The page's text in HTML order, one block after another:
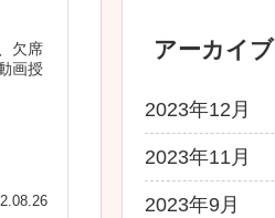
欠席
画授
アーカイブ
2023年12月
2023年11月
2023年9月